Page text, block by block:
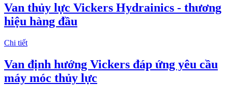
Van thủy lực Vickers Hydrainics - thương
hiệu hàng đầu
Chi tiết
Van định hướng Vickers đáp ứng yêu cầu
máy móc thủy lực